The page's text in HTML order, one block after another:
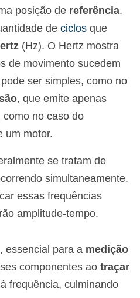
posição de referência.
de ciclos que
(Hz). O Hertz mostra
de movimento sucedem
ser simples, como no
, que emite apenas
no caso do
um motor.
se tratam de
simultaneamente.
essas frequências
amplitude-tempo.
essencial para a medição
componentes ao traçar
frequência, culminando